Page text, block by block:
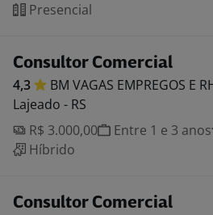
Presencial
Consultor Comercial
4,3 BM VAGAS EMPREGOS E
Lajeado - RS
R$ 3.000,00
Entre 1 e 3 anos
Híbrido
Consultor Comercial